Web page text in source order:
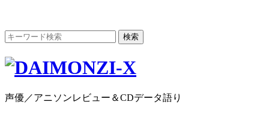
声優／アニソンレビュー＆CDデータ語り